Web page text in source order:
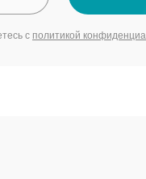
с политикой